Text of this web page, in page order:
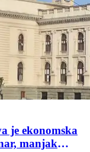
je ekonomska
manjak